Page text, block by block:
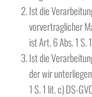
Ist die
vorvertraglicher
ist Art. 6 Abs. 1 S.
Ist die
der wir
1 S. 1 lit. c) DS-